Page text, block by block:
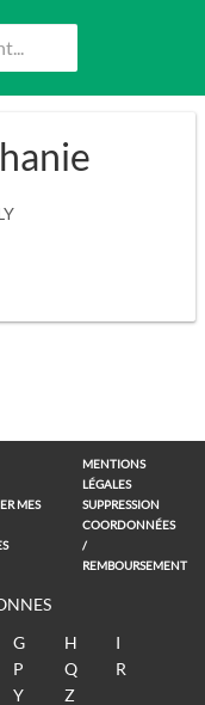
MENTIONS
LÉGALES
MES
SUPPRESSION
COORDONNÉES
/
REMBOURSEMENT
G H
I
P Q
R
Y Z